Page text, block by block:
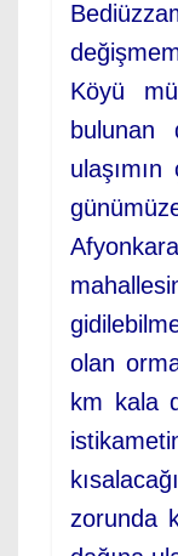
Köyü
bulunan
olan
km kala
zorunda